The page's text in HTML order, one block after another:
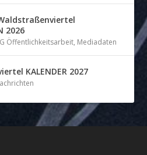
2026
Öffentlichkeitsarbeit, Mediadaten
KALENDER 2027